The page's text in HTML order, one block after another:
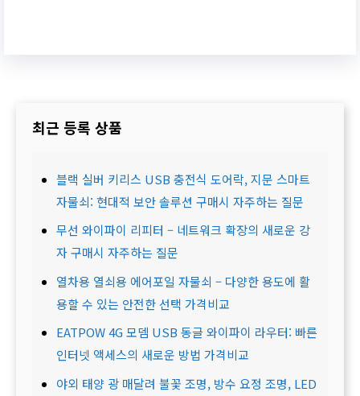
최근 등록 상품
블랙 실버 키리스 USB 충전식 도어락, 지문 스마트
자물쇠: 현대적 보안 솔루션 구매시 자주하는 질문
무선 와이파이 리피터 – 네트워크 확장의 새로운 강
자 구매시 자주하는 질문
열차용 열쇠용 에어포일 자물쇠 – 다양한 용도에 활
용할 수 있는 안전한 선택 가격비교
EATPOW 4G 모뎀 USB 동글 와이파이 라우터: 빠른
인터넷 액세스의 새로운 방법 가격비교
야외 태양 광 매달려 불꽃 조명, 방수 요정 조명, LED